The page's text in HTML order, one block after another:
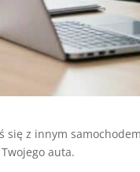
się z innym
auta.